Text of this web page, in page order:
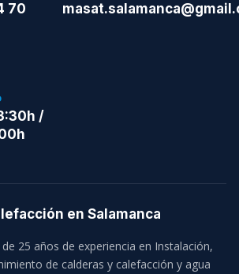
70
/
en Salamanca
25 años de experiencia en Instalación,
de calderas y calefacción y agua